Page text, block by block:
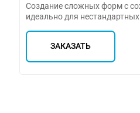
Создание сложных форм с
идеально для
ЗАКАЗАТЬ